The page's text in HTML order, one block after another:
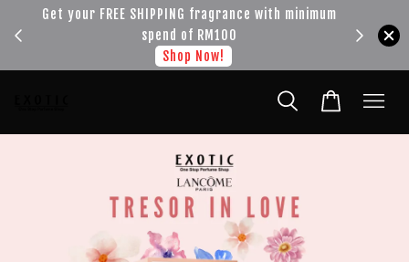
Get your FREE SHIPPING fragrance with minimum
spend of RM100
Shop Now!